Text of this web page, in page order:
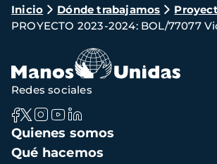
Ruta
de
navegación
Inicio Dónde trabajamos
PROYECTO 2023-2024: BOL/77077
Navegación
principal
Quienes somos
Qué hacemos
Redes sociales